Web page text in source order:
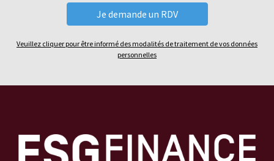
Veuillez cliquer pour être informé des modalités de traitement de vos données
personnelles